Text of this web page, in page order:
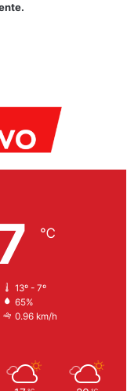
℃
13º - 7º
65%
0.96 km/h